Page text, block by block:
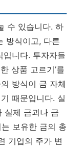
수 있습니다. 하
방식이고, 다른
니다. 투자자들
상품 고르기’를
방식이 금 자체
때문입니다. 실
실제 금괴나 금
보유한 금의 총
기업의 주가 변